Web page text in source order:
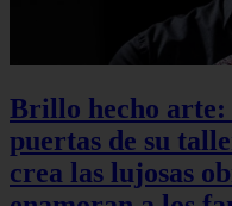
Brillo hecho
puertas de su
crea las lujosas